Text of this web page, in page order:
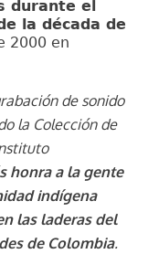
durante el
la década de
2000 en
de sonido
la Colección de
honra a la gente
indígena
las laderas del
de Colombia.